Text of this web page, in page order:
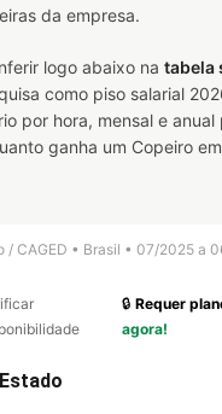
da empresa.
logo abaixo na tabela
como piso salarial
por hora, mensal e anual
ganha um Copeiro
/ CAGED • Brasil • 07/2025 a
🔒Requer
agora!